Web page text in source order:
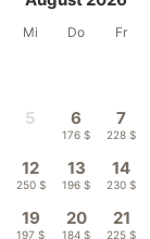
Mi Do Fr
5 6
176 $
7
228 $
12
250 $
13
196 $
14
230 $
19
197 $
20
184 $
21
225 $